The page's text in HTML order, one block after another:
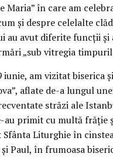
Maria” în care am
și despre celelalte
au avut diferite funcții și
„sub vitregia
am vizitat biserica
aflate de-a lungul
străzi ale
primit cu multă frăție
Sfânta Liturghie în
Paul, în frumoasa